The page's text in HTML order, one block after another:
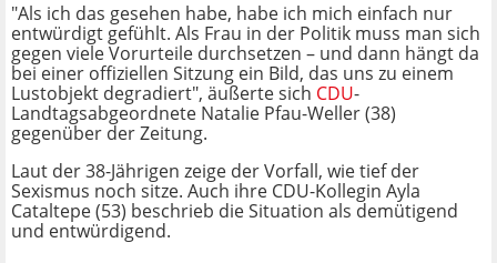
"Als ich das gesehen habe, habe ich mich einfach nur
entwürdigt gefühlt. Als Frau in der Politik muss man sich
gegen viele Vorurteile durchsetzen – und dann hängt da
bei einer offiziellen Sitzung ein Bild, das uns zu einem
Lustobjekt degradiert", äußerte sich CDU-
Landtagsabgeordnete Natalie Pfau-Weller (38)
gegenüber der Zeitung.
Laut der 38-Jährigen zeige der Vorfall, wie tief der
Sexismus noch sitze. Auch ihre CDU-Kollegin Ayla
Cataltepe (53) beschrieb die Situation als demütigend
und entwürdigend.